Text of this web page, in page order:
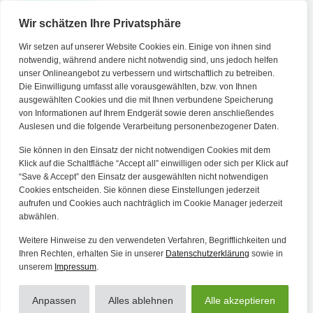
Wir schätzen Ihre Privatsphäre
Wir setzen auf unserer Website Cookies ein. Einige von ihnen sind
notwendig, während andere nicht notwendig sind, uns jedoch helfen
unser Onlineangebot zu verbessern und wirtschaftlich zu betreiben.
Die Einwilligung umfasst alle vorausgewählten, bzw. von Ihnen
ausgewählten Cookies und die mit Ihnen verbundene Speicherung
von Informationen auf Ihrem Endgerät sowie deren anschließendes
Auslesen und die folgende Verarbeitung personenbezogener Daten.
Sie können in den Einsatz der nicht notwendigen Cookies mit dem
Klick auf die Schaltfläche “Accept all” einwilligen oder sich per Klick auf
“Save & Accept” den Einsatz der ausgewählten nicht notwendigen
Cookies entscheiden. Sie können diese Einstellungen jederzeit
aufrufen und Cookies auch nachträglich im Cookie Manager jederzeit
abwählen.
Weitere Hinweise zu den verwendeten Verfahren, Begrifflichkeiten und
Ihren Rechten, erhalten Sie in unserer Datenschutzerklärung sowie in
unserem Impressum.
Anpassen Alles ablehnen Alle akzeptieren
Alle Artikel
Kontakt
Tel. Zentrale: +49 (69) 27273681
E-Mail: kontakt@forwerts.com
FFM – Friedensstraße 11
60311 Frankfurt am Main
→ Anfahrtsplan Frankfurt
HN – Gymnasiumstraße 35
74072 Heilbronn
→ Anfahrtsplan Heilbronn
Datenschutzerklärung
Impressum